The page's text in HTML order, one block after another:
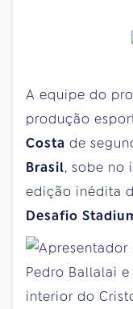
A equipe do
produção
Costa de
Brasil, sobe no
edição inédita
Desafio